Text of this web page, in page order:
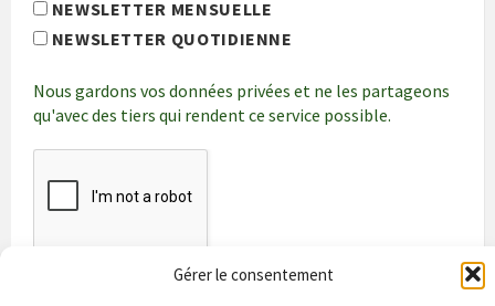
Gérer le consentement
NEWSLETTER MENSUELLE
NEWSLETTER QUOTIDIENNE
Nous gardons vos données privées et ne les partageons
qu'avec des tiers qui rendent ce service possible.